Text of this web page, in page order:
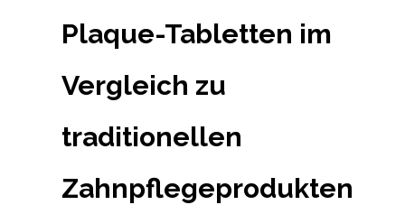
Plaque-Tabletten im
Vergleich zu
traditionellen
Zahnpflegeprodukten